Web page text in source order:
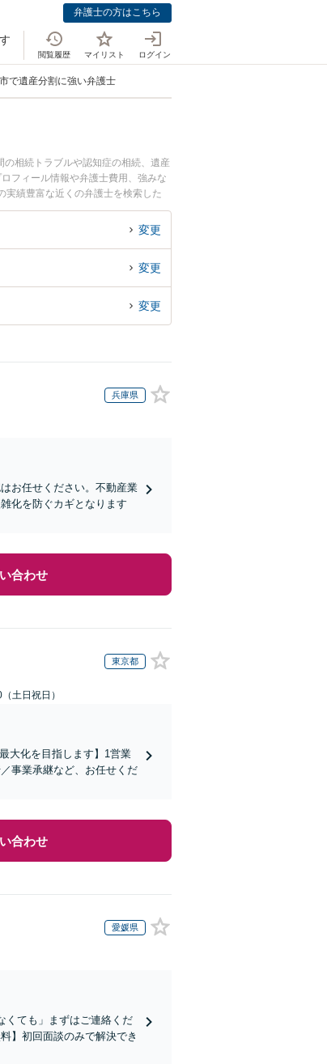
弁護士の方はこちら
閲覧履歴 マイリスト ログイン
で遺産分割に強い弁護士
相続トラブルや認知症の相続、遺産
フィール情報や弁護士費用、強みな
実績豊富な近くの弁護士を検索した
変更
変更
変更
兵庫県
お任せください。不動産業
化を防ぐカギとなります
合わせ
東京都
土日祝日）
大化を目指します】1営業
事業承継など、お任せくだ
合わせ
愛媛県
くても」まずはご連絡くだ
】初回面談のみで解決でき